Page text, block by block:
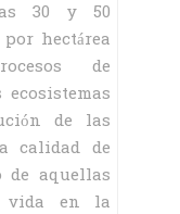
30 y 50
hectárea
de
de las
calidad de
de aquellas
vida en la